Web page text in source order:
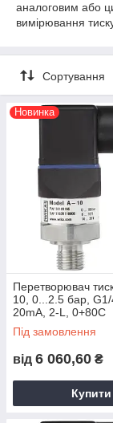
аналоговим або
вимірювання
Сортування
Новинка
Перетворювач
10, 0...2.5 бар,
20mA, 2-L, 0+80С
Під замовлення
від 6 060,60 ₴
Купити